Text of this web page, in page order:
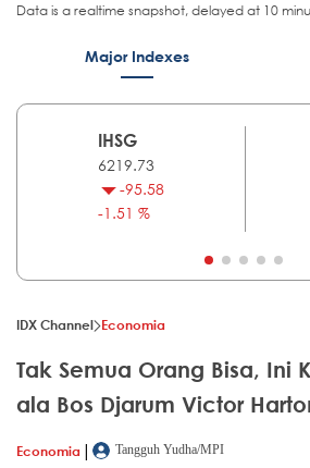
Data is a realtime snapshot, delayed at 10
Major Indexes
IHSG
6219.73
-95.58
-1.51 %
IDX Channel Economia
Tak Semua Orang Bisa, Ini
ala Bos Djarum Victor
Economia |
Tangguh Yudha/MPI